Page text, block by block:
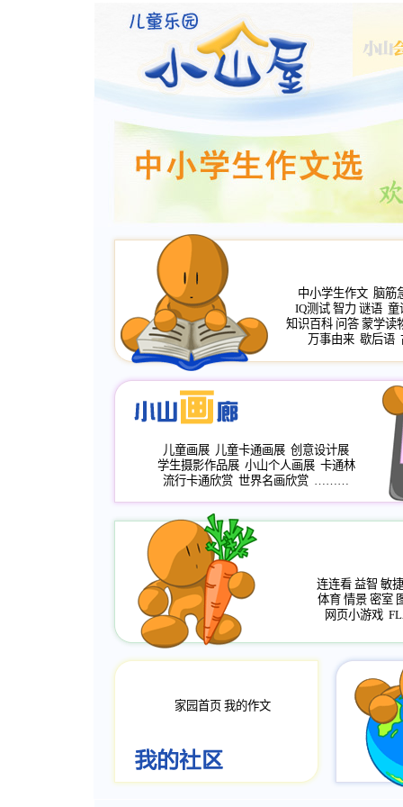
中小学生作文 脑筋
IQ测试 智力 谜语 童
知识百科 问答 蒙学读
万事由来 歇后语
儿童画展 儿童卡通画展 创意设计展
学生摄影作品展 小山个人画展 卡通林
流行卡通欣赏 世界名画欣赏 ………
连连看 益智 敏捷
体育 情景 密室
网页小游戏
家园首页 我的作文